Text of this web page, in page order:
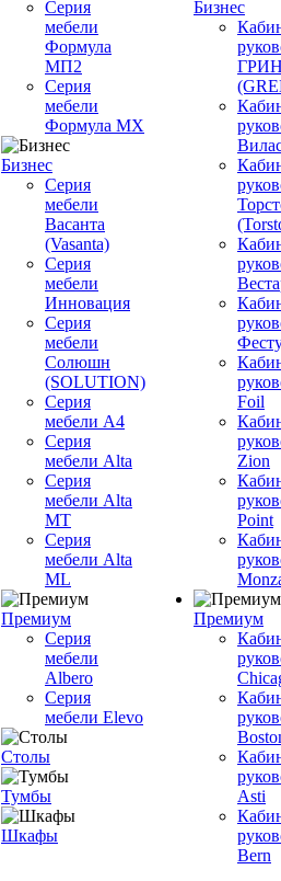
Серия
мебели
Формула
МП2
Серия
мебели
Формула МХ
Бизнес
Серия
мебели
Васанта
(Vasanta)
Серия
мебели
Инновация
Серия
мебели
Солюшн
(SOLUTION)
Серия
мебели A4
Серия
мебели Alta
Серия
мебели Alta
MT
Серия
мебели Alta
ML
Премиум
Серия
мебели
Albero
Серия
мебели Elevo
Столы
Тумбы
Шкафы
Бизнес
Foil
Zion
Point
Премиум
Asti
Bern